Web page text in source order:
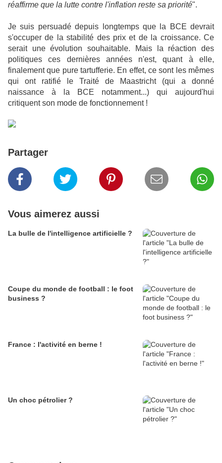
réaffirme que la lutte contre l'inflation reste sa priorité".
Je suis persuadé depuis longtemps que la BCE devrait
s'occuper de la stabilité des prix et de la croissance. Ce
serait une évolution souhaitable. Mais la réaction des
politiques ces dernières années n'est, quant à elle,
finalement que pure tartufferie. En effet, ce sont les mêmes
qui ont ratifié le Traité de Maastricht (qui a donné
naissance à la BCE notamment...) qui aujourd'hui
critiquent son mode de fonctionnement !
Partager
Vous aimerez aussi
La bulle de l'intelligence artificielle ?
Coupe du monde de football : le foot
business ?
France : l'activité en berne !
Un choc pétrolier ?